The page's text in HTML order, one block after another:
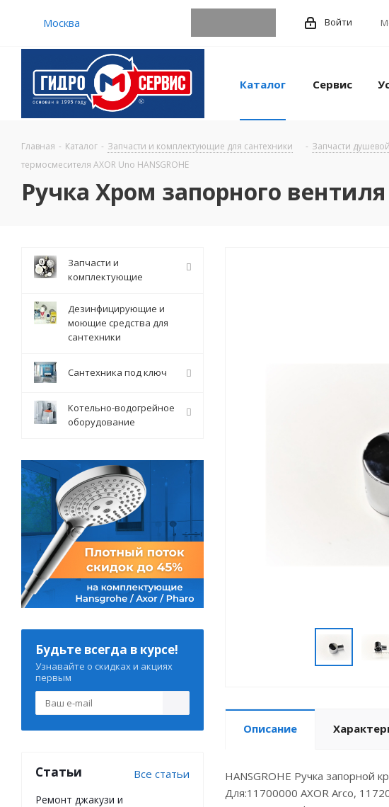
Москва Войти
Каталог Сервис
Главная - Каталог - Запчасти и комплектующие для сантехники - Запчасти
термосмесителя AXOR Uno HANSGROHE
Ручка Хром запорного
Описание
HANSGROHE Ручка запорной
Для:11700000 AXOR Arco,
Запчасти и
комплектующие
Дезинфицирующие и
моющие средства для
сантехники
Сантехника под ключ
Котельно-водогрейное
оборудование
Будьте всегда в курсе!
Узнавайте о скидках и акциях
первым
Статьи Все статьи
Ремонт джакузи и